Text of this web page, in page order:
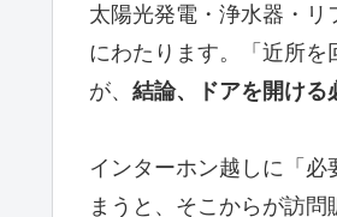
太陽光発電・浄水器・
にわたります。「近所
が、 結論、ドアを開ける
インターホン越しに「
まうと、そこからが訪問